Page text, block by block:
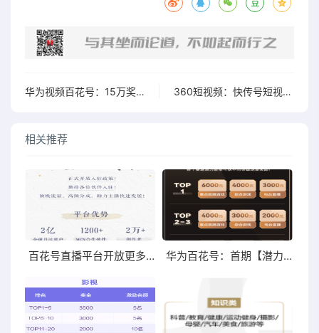
华为视频百花号：15万奖池寻找影视、游戏、时尚达人 360短视频：快传号短视频收益
相关推荐
百花号直播平台开放更多品类入驻！ 华为百花号：首期【潜力新星】主播评选活动10月1日正式启动